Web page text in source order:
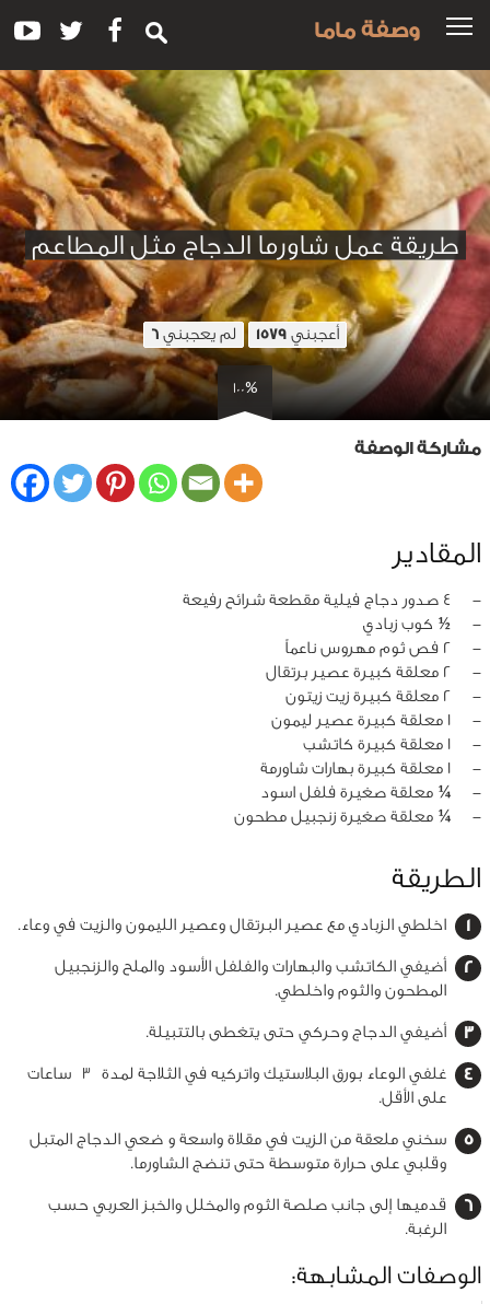
وصفة ماما
طريقة عمل شاورما الدجاج مثل المطاعم
أعجبني 1579 لم يعجبني 6
100%
مشاركة الوصفة
المقادير
‏-
4 صدور دجاج فيلية مقطعة شرائح رفيعة
‏-
½ كوب زبادي
‏-
2 فص ثوم مهروس ناعماً
‏-
2 معلقة كبيرة عصير برتقال
‏-
2 معلقة كبيرة زيت زيتون
‏-
1 معلقة كبيرة عصير ليمون
‏-
1 معلقة كبيرة كاتشب
‏-
1 معلقة كبيرة بهارات شاورمة
‏-
¼ معلقة صغيرة فلفل اسود
‏-
¼ معلقة صغيرة زنجبيل مطحون
الطريقة
اخلطي الزبادي مع عصير البرتقال وعصير الليمون والزيت في وعاء.
أضيفي الكاتشب والبهارات والفلفل الأسود والملح والزنجبيل
المطحون والثوم واخلطي.
أضيفي الدجاج وحركي حتى يتغطى بالتتبيلة.
غلفي الوعاء بورق البلاستيك واتركيه في الثلاجة لمدة 3 ساعات
على الأقل.
سخني ملعقة من الزيت في مقلاة واسعة و ضعي الدجاج المتبل
وقلبي على حرارة متوسطة حتى تنضج الشاورما.
قدميها إلى جانب صلصة الثوم والمخلل والخبز العربي حسب
الرغبة.
الوصفات المشابهة: